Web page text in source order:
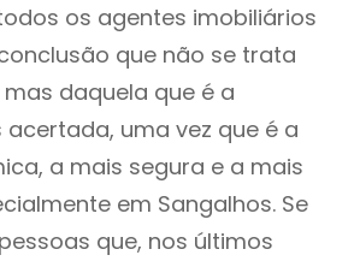
os agentes imobiliários
que não se trata
daquela que é a
uma vez que é a
a mais segura e a mais
em Sangalhos. Se
que, nos últimos